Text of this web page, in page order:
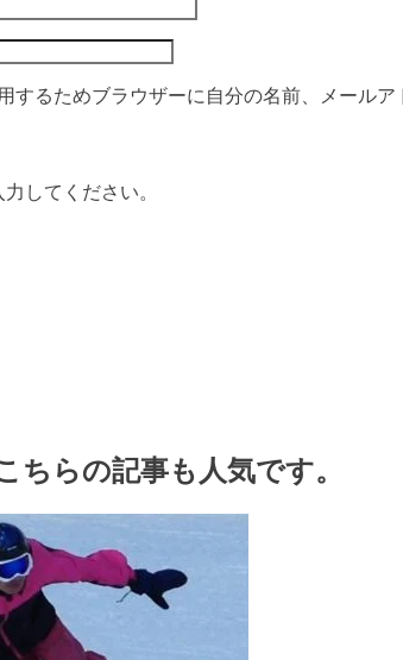
するためブラウザーに自分の名前、メールア
してください。
ちらの記事も人気です。